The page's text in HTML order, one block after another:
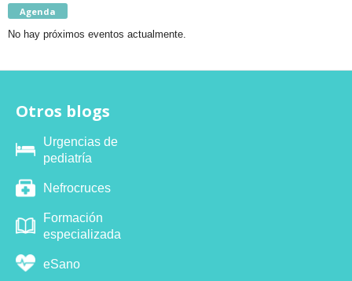
Agenda
No hay próximos eventos actualmente.
Otros blogs
Urgencias de
pediatría
Nefrocruces
Formación
especializada
eSano